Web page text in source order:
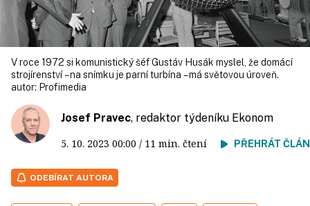
V roce 1972 si komunistický šéf Gustáv Husák myslel, že domácí
strojírenství – na snímku je parní turbína – má světovou úroveň.
autor: Profimedia
Josef Pravec, redaktor týdeníku Ekonom
5. 10. 2023 00:00 / 11 min. čtení PŘEHRÁT
ODEBÍRAT AUTORA